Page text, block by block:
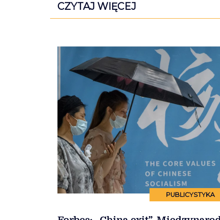
CZYTAJ WIĘCEJ
PUBLICYSTYKA